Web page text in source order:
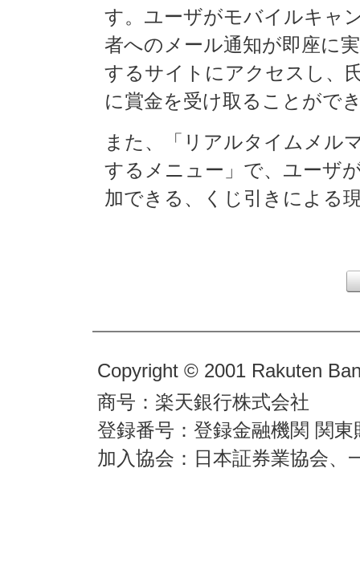
す。ユーザがモバイルキャ
者へのメール通知が即座に
するサイトにアクセスし、
に賞金を受け取ることがで
また、「リアルタイムメル
するメニュー」で、ユーザ
加できる、くじ引きによる
Copyright © 2001 Rakuten
商号：楽天銀行株式会社
登録番号：登録金融機関 関
加入協会：日本証券業協会、